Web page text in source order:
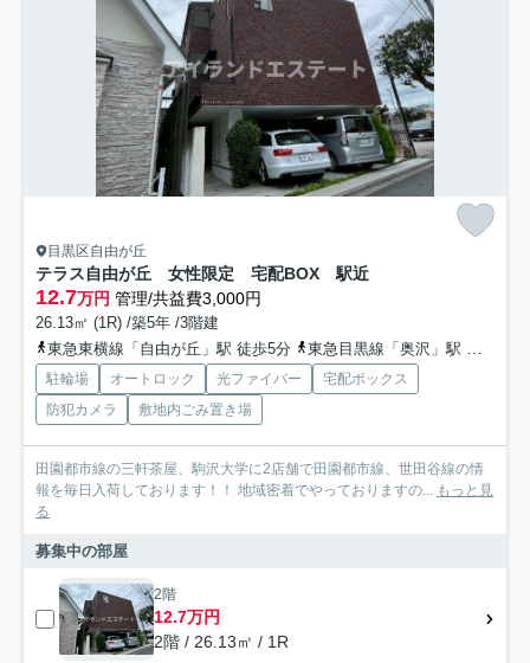
目黒区自由が丘
テラス自由が丘 女性限定 宅配BOX 駅近
12.7万円 管理/共益費3,000円
26.13㎡ (1R) /築5年 /3階建
東急東横線「自由が丘」駅 徒歩5分
東急目黒線「奥沢」駅 徒歩13分
駐輪場 オートロック 光ファイバー
宅配ボックス
防犯カメラ
敷地内ごみ置き場
田園都市線の三軒茶屋、駒沢大学に2店舗で田園都市線、世田谷線の情
報を毎日入荷しております！！ 地域密着でやっておりますの... もっと見
る
募集中の部屋
2階
12.7万円
2階 / 26.13㎡ / 1R